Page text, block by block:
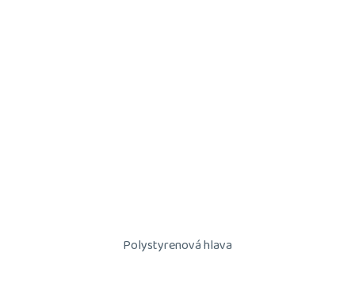
Polystyrenová hlava